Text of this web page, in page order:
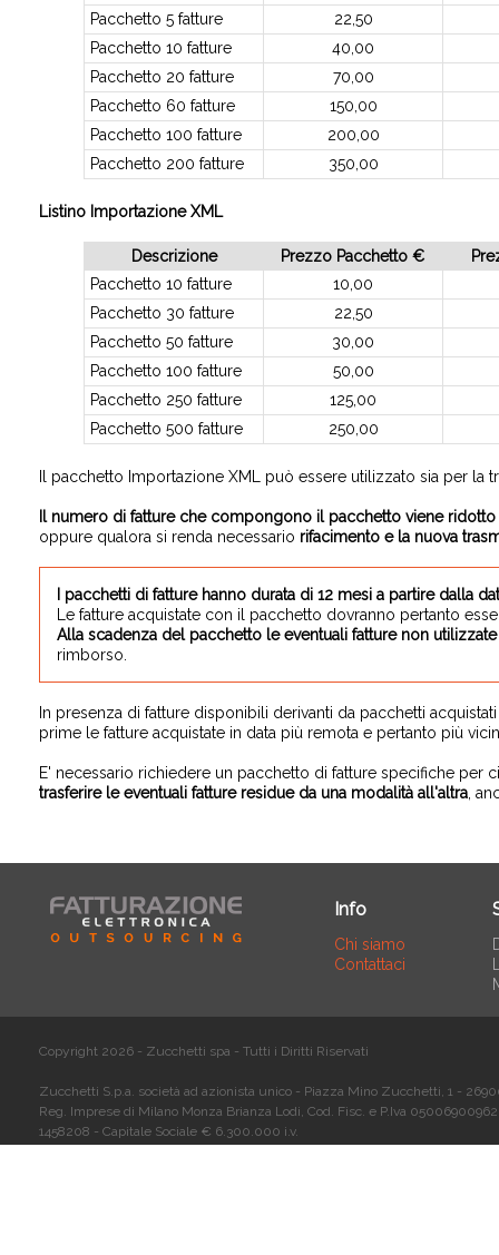
Pacchetto 5 fatture
22,50
Pacchetto 10 fatture
40,00
Pacchetto 20 fatture
70,00
Pacchetto 60 fatture
150,00
Pacchetto 100 fatture
200,00
Pacchetto 200 fatture
350,00
Listino Importazione XML
Descrizione Prezzo Pacchetto €
Pacchetto 10 fatture
10,00
Pacchetto 30 fatture
22,50
Pacchetto 50 fatture
30,00
Pacchetto 100 fatture
50,00
Pacchetto 250 fatture
125,00
Pacchetto 500 fatture
250,00
Il pacchetto Importazione XML può essere utilizzato sia per la
Il numero di fatture che compongono il pacchetto viene
oppure qualora si renda necessario rifacimento e la nuova
I pacchetti di fatture hanno durata di 12 mesi a partire dalla
Le fatture acquistate con il pacchetto dovranno pertanto
Alla scadenza del pacchetto le eventuali fatture non
rimborso.
In presenza di fatture disponibili derivanti da pacchetti
prime le fatture acquistate in data più remota e pertanto più
E' necessario richiedere un pacchetto di fatture specifiche per
trasferire le eventuali fatture residue da una modalità all'altra ,
Info
Chi siamo
Contattaci
Copyright 2026 - Zucchetti spa - Tutti i Diritti Riservati
Zucchetti S.p.a. società ad azionista unico - Piazza Mino Zucchetti, 1 -
Reg. Imprese di Milano Monza Brianza Lodi, Cod. Fisc. e P.Iva
1458208 - Capitale Sociale € 6.300.000 i.v.